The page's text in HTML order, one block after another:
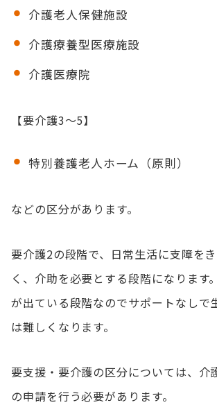
介護老人保健施設
介護療養型医療施設
介護医療院
【要介護3～5】
特別養護老人ホーム（原則）
などの区分があります。
要介護2の段階で、日常生活に支障を
く、介助を必要とする段階になります
が出ている段階なのでサポートなしで
は難しくなります。
要支援・要介護の区分については、介
の申請を行う必要があります。